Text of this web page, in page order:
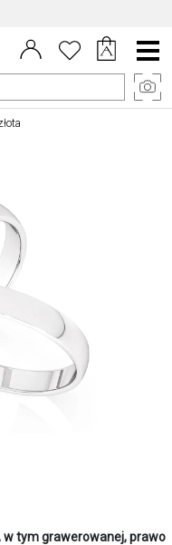
Menu
główne
tym grawerowanej, prawo